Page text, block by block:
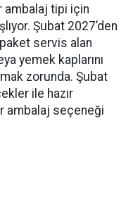
ambalaj tipi için
Şubat 2027’den
servis alan
yemek kaplarını
zorunda. Şubat
ile hazır
ambalaj seçeneği